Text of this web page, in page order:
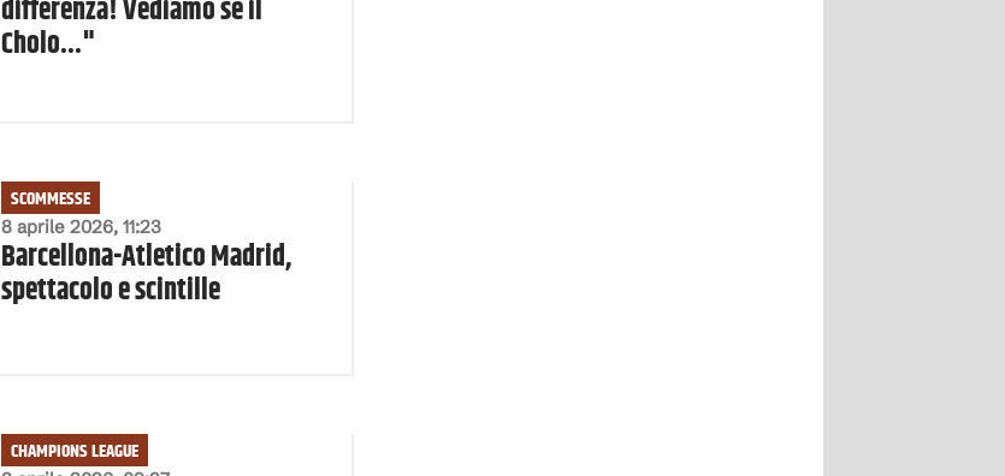
differenza! Vediamo se il
Cholo..."
8 aprile 2026, 11:23
SCOMMESSE
Barcellona-Atletico Madrid,
spettacolo e scintille
CHAMPIONS LEAGUE